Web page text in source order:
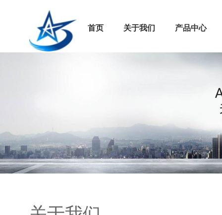
首页 关于我们 产品中心